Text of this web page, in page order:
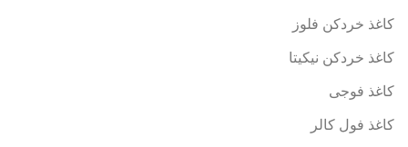
کاغذ خردکن فلوز
کاغذ خردکن نیکیتا
کاغذ فوجی
کاغذ فول کالر